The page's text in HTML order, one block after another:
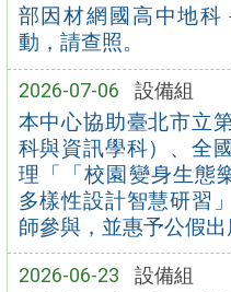
部因材網國高中地
動，請查照。
2026-07-06 設備組
本中心協助臺北市立
科與資訊學科）、全
理「「校園變身生態
多樣性設計智慧研習
師參與，並惠予公假出
2026-06-23 設備組